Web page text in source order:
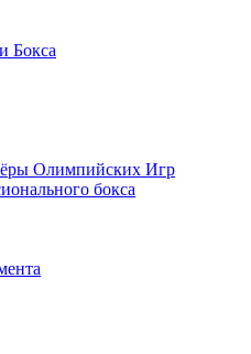
Бокса
Олимпийских Игр
бокса